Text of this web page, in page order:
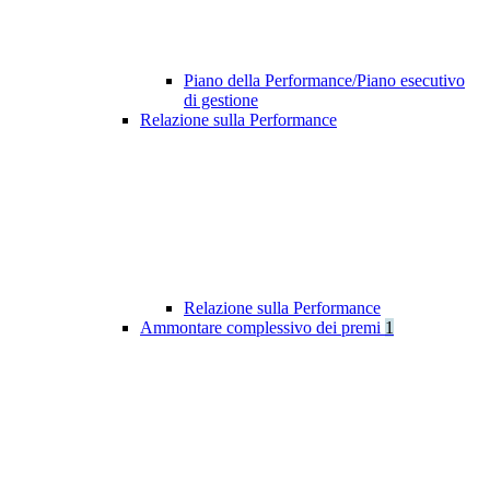
Piano della Performance/Piano esecutivo
di gestione
Relazione sulla Performance
Relazione sulla Performance
Ammontare complessivo dei premi 1